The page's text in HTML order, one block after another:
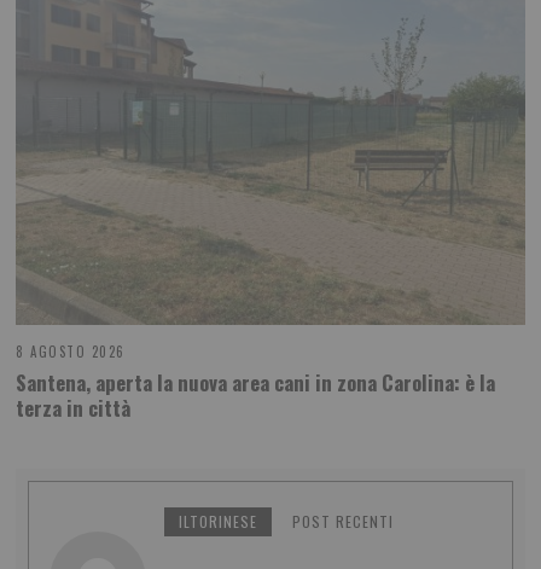
8 AGOSTO 2026
Santena, aperta la nuova area cani in zona Carolina: è la
terza in città
ILTORINESE POST RECENTI